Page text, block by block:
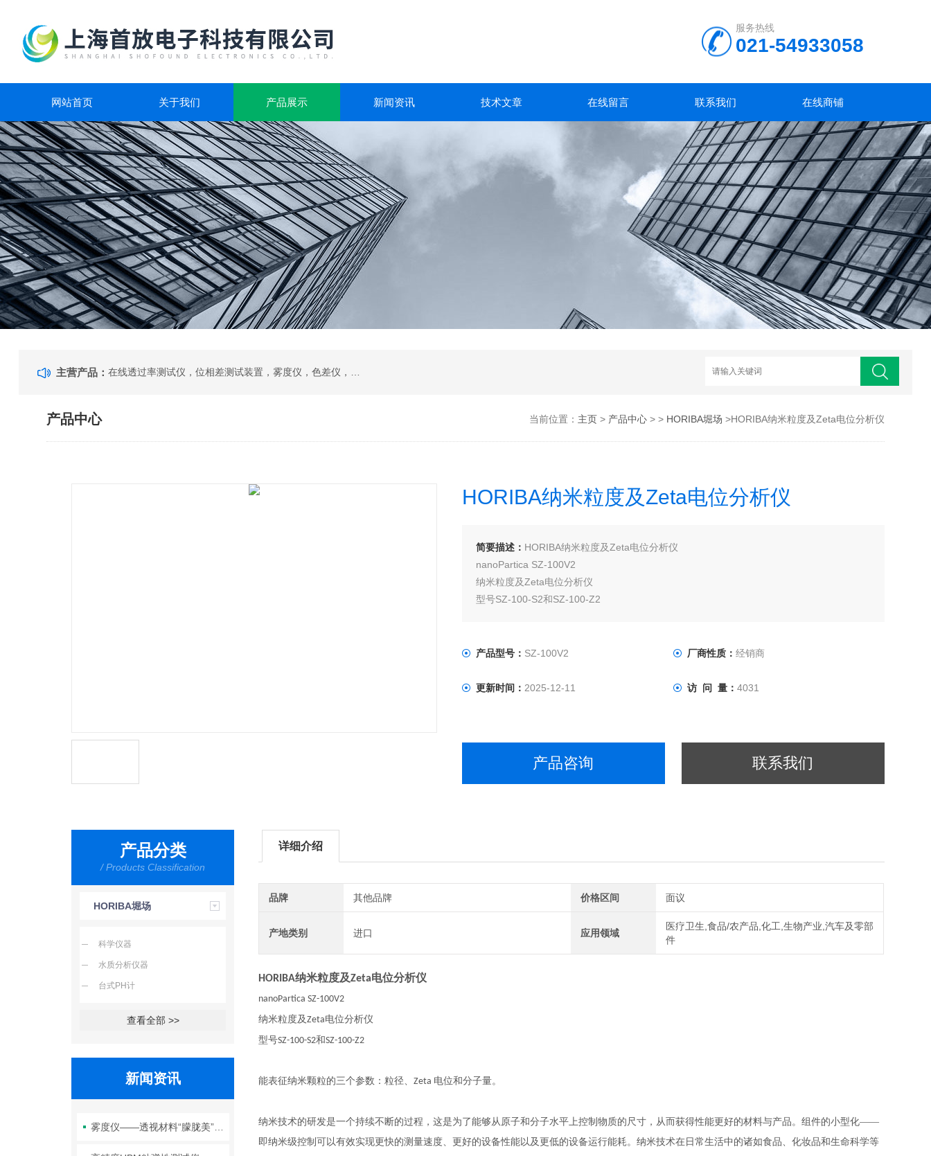
服务热线
021-54933058
网站首页 关于我们 产品展示 新闻资讯 技术文章 在线留言 联系我们 在线商铺
主营产品：
产品中心 当前位置： 主页> 产品中心> > HORIBA堀场 >HORIBA纳米粒度及Zeta电位分析仪
HORIBA纳米粒度及Zeta电位分析仪
简要描述： HORIBA纳米粒度及Zeta电位分析仪
nanoPartica SZ-100V2
纳米粒度及Zeta电位分析仪
型号SZ-100-S2和SZ-100-Z2
产品型号： SZ-100V2 厂商性质： 经销商
更新时间： 2025-12-11 访 问 量： 4031
产品咨询 联系我们
产品分类
/ Products Classification
HORIBA堀场
科学仪器
水质分析仪器
台式PH计
查看全部 >>
新闻资讯
雾度仪——透视材料“朦胧美”背后的光学密码
详细介绍
品牌 其他品牌 价格区间 面议
产地类别 进口 应用领域
医疗卫生,食品/农产品,化工,生物产业,汽车及零部
件
HORIBA纳米粒度及Zeta电位分析仪
nanoPartica SZ-100V2
纳米粒度及Zeta电位分析仪
型号SZ-100-S2和SZ-100-Z2
能表征纳米颗粒的三个参数：粒径、Zeta 电位和分子量。
纳米技术的研发是一个持续不断的过程，这是为了能够从原子和分子水平上控制物质的尺寸，从而获得性能更好的材料与产品。组件的小型化——
即纳米级控制可以有效实现更快的测量速度、更好的设备性能以及更低的设备运行能耗。纳米技术在日常生活中的诸如食品、化妆品和生命科学等